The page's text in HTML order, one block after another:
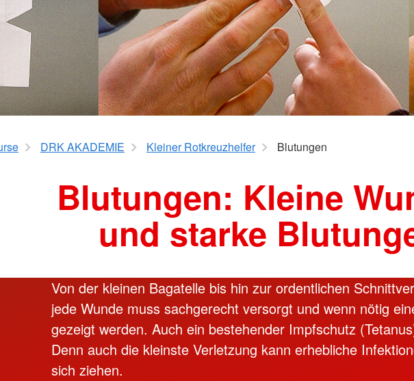
Betreuungseinrichtungen
Erste Hilfe für Vorschulkinder
Erste Hilfe für Pflegekräfte
Best Practice – Kurse für DRK-
Ausbilder*innen
Seniorengymnastik
Yoga 50plus
DRK AKADEMIE Kleiner Rotkreuzhelfer Blutungen
Blutungen: Kleine
und starke
Von der kleinen Bagatelle bis hin zur ordentlichen
jede Wunde muss sachgerecht versorgt und wenn nötig
gezeigt werden. Auch ein bestehender Impfschutz
Denn auch die kleinste Verletzung kann erhebliche
sich ziehen.